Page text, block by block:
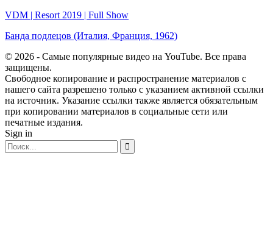
VDM | Resort 2019 | Full Show
Банда подлецов (Италия, Франция, 1962)
© 2026 - Самые популярные видео на YouTube. Все права
защищены.
Свободное копирование и распространение материалов с
нашего сайта разрешено только с указанием активной ссылки
на источник. Указание ссылки также является обязательным
при копировании материалов в социальные сети или
печатные издания.
Sign in